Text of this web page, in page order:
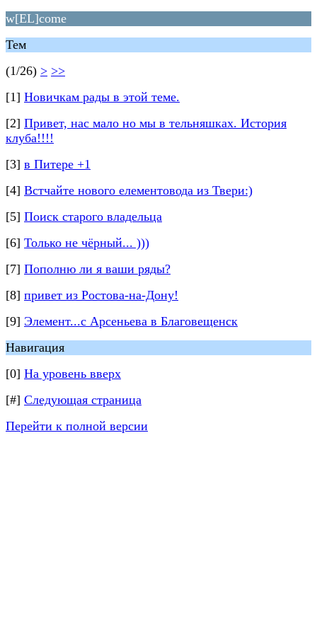
w[EL]come
Тем
(1/26) > >>
[1] Новичкам рады в этой теме.
[2] Привет, нас мало но мы в тельняшках. История
клуба!!!!
[3] в Питере +1
[4] Встчайте нового елементовода из Твери:)
[5] Поиск старого владельца
[6] Только не чёрный... )))
[7] Пополню ли я ваши ряды?
[8] привет из Ростова-на-Дону!
[9] Элемент...с Арсеньева в Благовещенск
Навигация
[0] На уровень вверх
[#] Следующая страница
Перейти к полной версии